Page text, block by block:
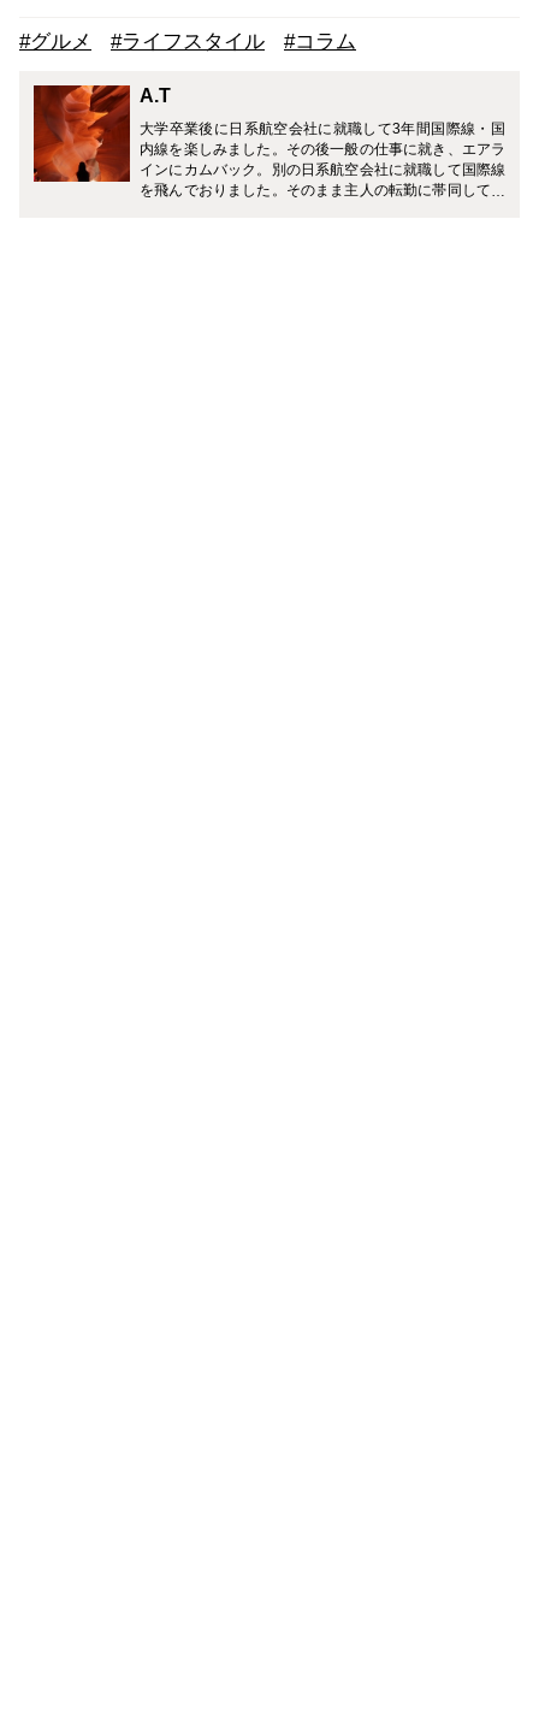
#グルメ #ライフスタイル #コラム
A.T
大学卒業後に日系航空会社に就職して3年間国際線・国
内線を楽しみました。その後一般の仕事に就き、エアラ
インにカムバック。別の日系航空会社に就職して国際線
を飛んでおりました。そのまま主人の転勤に帯同して現